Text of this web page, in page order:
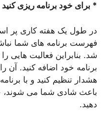
* برای خود برنامه ریزی کنید
در طول یک هفته کاری پر
فهرست برنامه های شما
شد. بنابراین فعالیت هایی
برنامه خود اضافه کنید. آن
هشدار تنظیم کنید و با
باعث شادی شما می شوند،
دهید.